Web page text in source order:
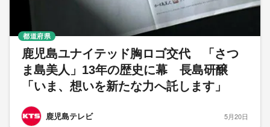
鹿児島ユナイテッド胸ロゴ交代 「さつ
ま島美人」13年の歴史に幕 長島研醸
「いま、想いを新たな力へ託します」
鹿児島テレビ
都道府県
5月20日